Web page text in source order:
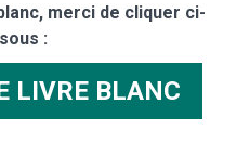
merci de cliquer ci-
:
LIVRE BLANC